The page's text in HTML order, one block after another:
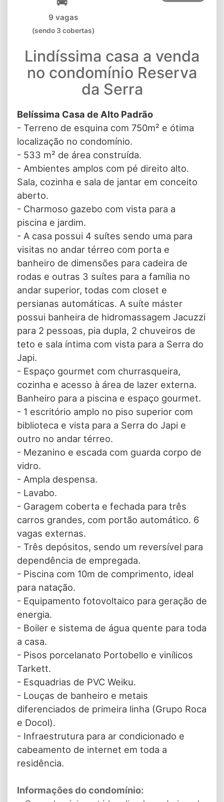
9 vagas
(sendo 3 cobertas)
Lindíssima casa a venda
no condomínio Reserva
da Serra
Belíssima Casa de Alto Padrão
- Terreno de esquina com 750m² e ótima
localização no condomínio.
- 533 m² de área construída.
- Ambientes amplos com pé direito alto.
Sala, cozinha e sala de jantar em conceito
aberto.
- Charmoso gazebo com vista para a
piscina e jardim.
- A casa possui 4 suítes sendo uma para
visitas no andar térreo com porta e
banheiro de dimensões para cadeira de
rodas e outras 3 suítes para a família no
andar superior, todas com closet e
persianas automáticas. A suíte máster
possui banheira de hidromassagem Jacuzzi
para 2 pessoas, pia dupla, 2 chuveiros de
teto e sala íntima com vista para a Serra do
Japi.
- Espaço gourmet com churrasqueira,
cozinha e acesso à área de lazer externa.
Banheiro para a piscina e espaço gourmet.
- 1 escritório amplo no piso superior com
biblioteca e vista para a Serra do Japi e
outro no andar térreo.
- Mezanino e escada com guarda corpo de
vidro.
- Ampla despensa.
- Lavabo.
- Garagem coberta e fechada para três
carros grandes, com portão automático. 6
vagas externas.
- Três depósitos, sendo um reversível para
dependência de empregada.
- Piscina com 10m de comprimento, ideal
para natação.
- Equipamento fotovoltaico para geração de
energia.
- Boiler e sistema de água quente para toda
a casa.
- Pisos porcelanato Portobello e vinílicos
Tarkett.
- Esquadrias de PVC Weiku.
- Louças de banheiro e metais
diferenciados de primeira linha (Grupo Roca
e Docol).
- Infraestrutura para ar condicionado e
cabeamento de internet em toda a
residência.
Informações do condomínio: